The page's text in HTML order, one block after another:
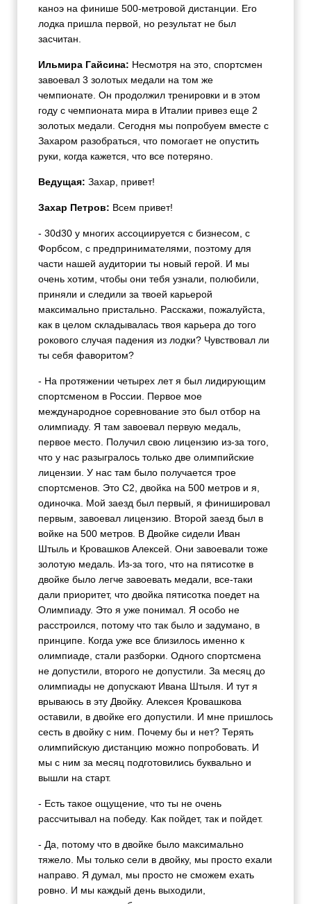
каноэ на финише 500-метровой дистанции. Его
лодка пришла первой, но результат не был
засчитан.
Ильмира Гайсина: Несмотря на это, спортсмен
завоевал 3 золотых медали на том же
чемпионате. Он продолжил тренировки и в этом
году с чемпионата мира в Италии привез еще 2
золотых медали. Сегодня мы попробуем вместе с
Захаром разобраться, что помогает не опустить
руки, когда кажется, что все потеряно.
Ведущая: Захар, привет!
Захар Петров: Всем привет!
- 30d30 у многих ассоциируется с бизнесом, с
Форбсом, с предпринимателями, поэтому для
части нашей аудитории ты новый герой. И мы
очень хотим, чтобы они тебя узнали, полюбили,
приняли и следили за твоей карьерой
максимально пристально. Расскажи, пожалуйста,
как в целом складывалась твоя карьера до того
рокового случая падения из лодки? Чувствовал ли
ты себя фаворитом?
- На протяжении четырех лет я был лидирующим
спортсменом в России. Первое мое
международное соревнование это был отбор на
олимпиаду. Я там завоевал первую медаль,
первое место. Получил свою лицензию из-за того,
что у нас разыгралось только две олимпийские
лицензии. У нас там было получается трое
спортсменов. Это С2, двойка на 500 метров и я,
одиночка. Мой заезд был первый, я финишировал
первым, завоевал лицензию. Второй заезд был в
войке на 500 метров. В Двойке сидели Иван
Штыль и Кровашков Алексей. Они завоевали тоже
золотую медаль. Из-за того, что на пятисотке в
двойке было легче завоевать медали, все-таки
дали приоритет, что двойка пятисотка поедет на
Олимпиаду. Это я уже понимал. Я особо не
расстроился, потому что так было и задумано, в
принципе. Когда уже все близилось именно к
олимпиаде, стали разборки. Одного спортсмена
не допустили, второго не допустили. За месяц до
олимпиады не допускают Ивана Штыля. И тут я
врываюсь в эту Двойку. Алексея Кровашкова
оставили, в двойке его допустили. И мне пришлось
сесть в двойку с ним. Почему бы и нет? Терять
олимпийскую дистанцию можно попробовать. И
мы с ним за месяц подготовились буквально и
вышли на старт.
- Есть такое ощущение, что ты не очень
рассчитывал на победу. Как пойдет, так и пойдет.
- Да, потому что в двойке было максимально
тяжело. Мы только сели в двойку, мы просто ехали
направо. Я думал, мы просто не сможем ехать
ровно. И мы каждый день выходили,